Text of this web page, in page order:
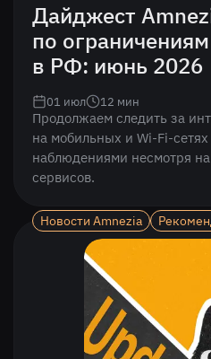
Дайджест
по
в РФ: июнь 2026
Продолжаем следить за
на мобильных и Wi-Fi-
наблюдениями несмотря
сервисов.
01 июл 12 мин
Новости Amnezia